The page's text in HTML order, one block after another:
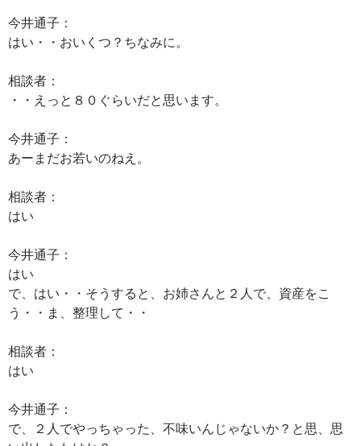
今井通子：
はい・・おいくつ？ちなみに。
相談者：
・・えっと８０ぐらいだと思います。
今井通子：
あーまだお若いのねえ。
相談者：
はい
今井通子：
はい
で、はい・・そうすると、お姉さんと２人で、資産をこ
う・・ま、整理して・・
相談者：
はい
今井通子：
で、２人でやっちゃった、不味いんじゃないか？と思、思